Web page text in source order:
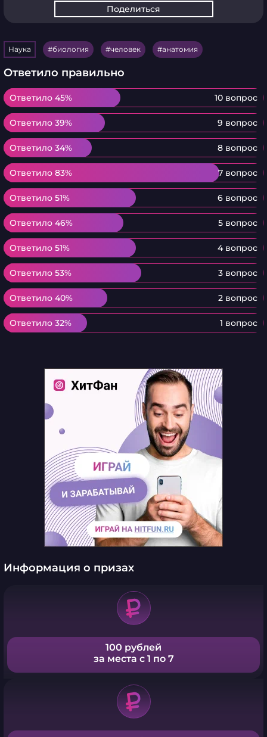
Поделиться
Наука биология человек анатомия
Ответило правильно
Ответило 45% 10 вопрос
Ответило 45%
Ответило 39% 9 вопрос
Ответило 39%
Ответило 34% 8 вопрос
Ответило 34%
Ответило 83% 7 вопрос
Ответило 83%
Ответило 51% 6 вопрос
Ответило 51%
Ответило 46% 5 вопрос
Ответило 46%
Ответило 51% 4 вопрос
Ответило 51%
Ответило 53% 3 вопрос
Ответило 53%
Ответило 40% 2 вопрос
Ответило 40%
Ответило 32% 1 вопрос
Ответило 32%
Информация о призах
100 рублей
за места с 1 по 7